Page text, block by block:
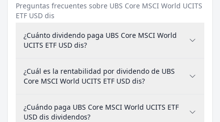
Preguntas frecuentes sobre UBS Core MSCI World UCITS
ETF USD dis
¿Cuánto dividendo paga UBS Core MSCI World
UCITS ETF USD dis?
¿Cuál es la rentabilidad por dividendo de UBS
Core MSCI World UCITS ETF USD dis?
¿Cuándo paga UBS Core MSCI World UCITS ETF
USD dis dividendos?